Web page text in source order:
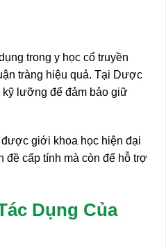
trong y học cổ truyền
tràng hiệu quả. Tại Dược
lưỡng để đảm bảo giữ
giới khoa học hiện đại
cấp tính mà còn để hỗ trợ
Dụng Của